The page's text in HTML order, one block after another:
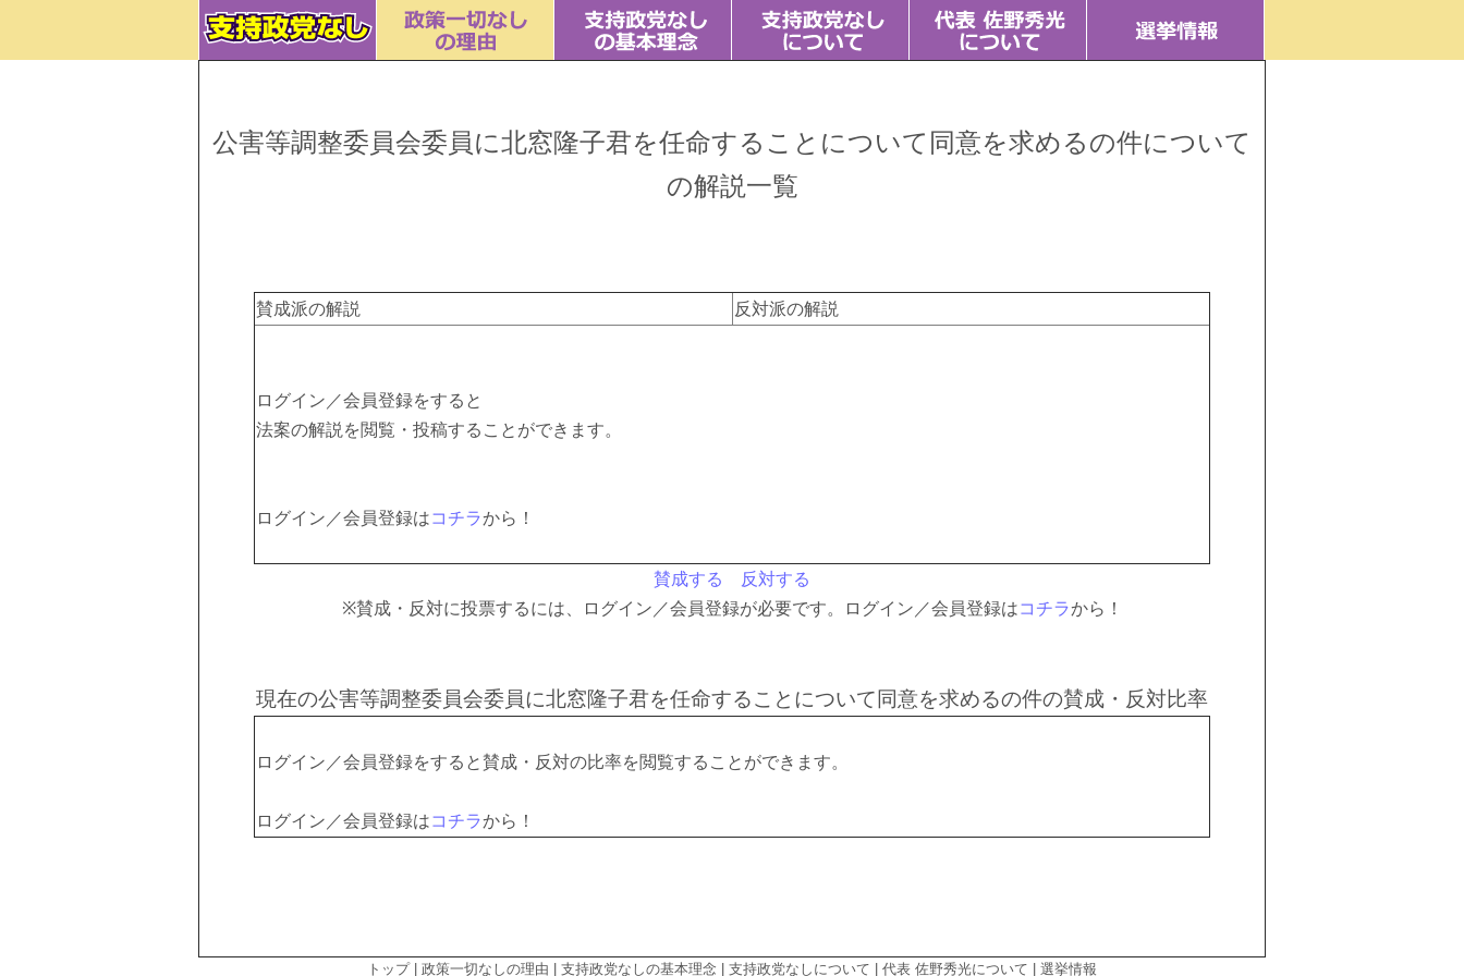
公害等調整委員会委員に北窓隆子君を任命することについて同意を求めるの件について
の解説一覧
賛成派の解説 反対派の解説
ログイン／会員登録をすると
法案の解説を閲覧・投稿することができます。
ログイン／会員登録はコチラから！
賛成する
反対する
※賛成・反対に投票するには、ログイン／会員登録が必要です。ログイン／会員登録はコチラから！
現在の公害等調整委員会委員に北窓隆子君を任命することについて同意を求めるの件の賛成・反対比率
ログイン／会員登録をすると賛成・反対の比率を閲覧することができます。
ログイン／会員登録はコチラから！
トップ| 政策一切なしの理由 支持政党なしの基本理念 支持政党なしについて 代表 佐野秀光について 選挙情報